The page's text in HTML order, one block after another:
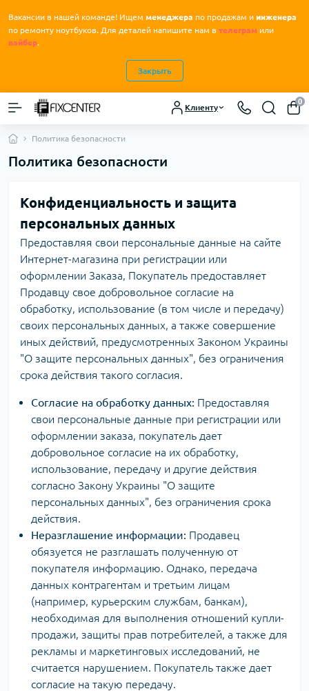
Вакансии в нашей команде! Ищем менеджера по продажам и инженера
по ремонту ноутбуков. Для деталей напишите нам в телеграм или
вайбер.
Закрыть
Клиенту
0
Политика безопасности
Политика безопасности
Конфиденциальность и защита
персональных данных
Предоставляя свои персональные данные на сайте
Интернет-магазина при регистрации или
оформлении Заказа, Покупатель предоставляет
Продавцу свое добровольное согласие на
обработку, использование (в том числе и передачу)
своих персональных данных, а также совершение
иных действий, предусмотренных Законом Украины
"О защите персональных данных", без ограничения
срока действия такого согласия.
Согласие на обработку данных: Предоставляя
свои персональные данные при регистрации или
оформлении заказа, покупатель дает
добровольное согласие на их обработку,
использование, передачу и другие действия
согласно Закону Украины "О защите
персональных данных", без ограничения срока
действия.
Неразглашение информации: Продавец
обязуется не разглашать полученную от
покупателя информацию. Однако, передача
данных контрагентам и третьим лицам
(например, курьерским службам, банкам),
необходимая для выполнения отношений купли-
продажи, защиты прав потребителей, а также для
рекламы и маркетинговых исследований, не
считается нарушением. Покупатель также дает
согласие на такую передачу.